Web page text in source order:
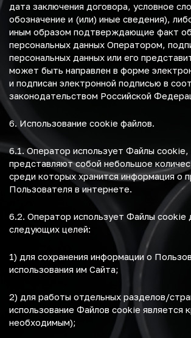
дата заключения договора, условное
обозначение и (или) иные сведения),
иным образом подтверждающие факт
персональных данных Оператором,
персональных данных или его
может быть направлен в форме
и подписан электронной подписью в
законодательством Российской
6. Использование cookie файлов.
6.1. Оператор использует Файлы
представляют собой небольшое
среди которых хранится информация о
Пользователя в интернете.
6.2. Оператор использует Файлы cookie
следующих целей:
1) для сохранения информации о
использования им Сайта;
2) для работы отдельных разделов/
использование Файлов cookie является
необходимым);